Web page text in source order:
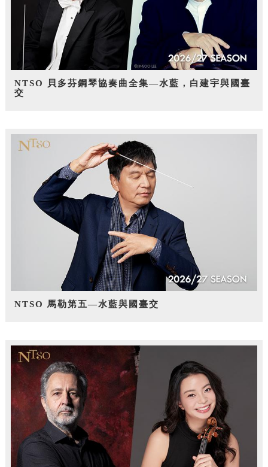
NTSO 貝多芬鋼琴協奏曲全集—水藍，白建宇與國臺
交
NTSO 馬勒第五—水藍與國臺交